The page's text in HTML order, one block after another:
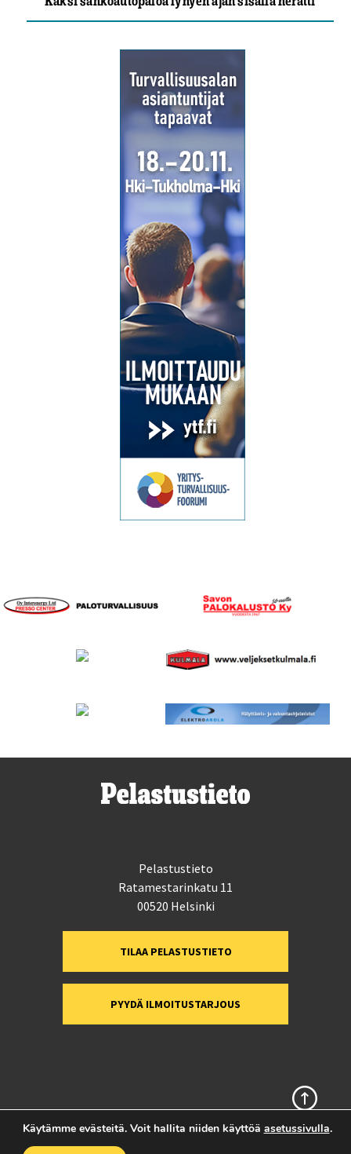
Pelastustieto
Ratamestarinkatu 11
00520 Helsinki
TILAA PELASTUSTIETO
PYYDÄ ILMOITUSTARJOUS
Sivun alkuun
Käytämme evästeitä. Voit hallita niiden käyttöä asetussivulla.